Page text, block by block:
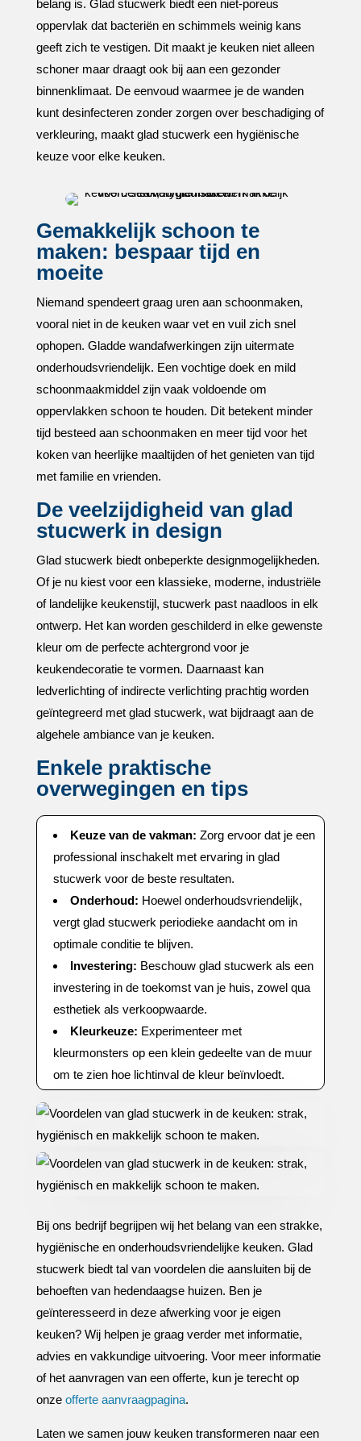
belang is.​ Glad stucwerk biedt een niet-poreus
oppervlak dat bacteriën en schimmels weinig kans
geeft zich te vestigen.​ Dit maakt je keuken niet alleen
schoner maar draagt ook bij aan een gezonder
binnenklimaat.​ De eenvoud waarmee je de wanden
kunt desinfecteren zonder zorgen over beschadiging of
verkleuring, maakt glad stucwerk een hygiënische
keuze voor elke keuken.​
Gemakkelijk schoon te
maken: bespaar tijd en
moeite
Niemand spendeert graag uren aan schoonmaken,
vooral niet in de keuken waar vet en vuil zich snel
ophopen.​ Gladde wandafwerkingen zijn uitermate
onderhoudsvriendelijk.​ Een vochtige doek en mild
schoonmaakmiddel zijn vaak voldoende om
oppervlakken schoon te houden.​ Dit betekent minder
tijd besteed aan schoonmaken en meer tijd voor het
koken van heerlijke maaltijden of het genieten van tijd
met familie en vrienden.​
De veelzijdigheid van glad
stucwerk in design
Glad stucwerk biedt onbeperkte designmogelijkheden.​
Of je nu kiest voor een klassieke, moderne, industriële
of landelijke keukenstijl, stucwerk past naadloos in elk
ontwerp.​ Het kan worden geschilderd in elke gewenste
kleur om de perfecte achtergrond voor je
keukendecoratie te vormen.​ Daarnaast kan
ledverlichting of indirecte verlichting prachtig worden
geïntegreerd met glad stucwerk, wat bijdraagt aan de
algehele ambiance van je keuken.​
Enkele praktische
overwegingen en tips
Keuze van de vakman: Zorg ervoor dat je een
professional inschakelt met ervaring in glad
stucwerk voor de beste resultaten.​
Onderhoud: Hoewel onderhoudsvriendelijk,
vergt glad stucwerk periodieke aandacht om in
optimale conditie te blijven.​
Investering: Beschouw glad stucwerk als een
investering in de toekomst van je huis, zowel qua
esthetiek als verkoopwaarde.​
Kleurkeuze: Experimenteer met
kleurmonsters op een klein gedeelte van de muur
om te zien hoe lichtinval de kleur beïnvloedt.​
Bij ons bedrijf begrijpen wij het belang van een strakke,
hygiënische en onderhoudsvriendelijke keuken.​ Glad
stucwerk biedt tal van voordelen die aansluiten bij de
behoeften van hedendaagse huizen.​ Ben je
geïnteresseerd in deze afwerking voor je eigen
keuken? Wij helpen je graag verder met informatie,
advies en vakkundige uitvoering.​ Voor meer informatie
of het aanvragen van een offerte, kun je terecht op
onze offerte aanvraagpagina.​
Laten we samen jouw keuken transformeren naar een